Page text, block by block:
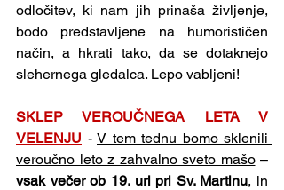
odločitev, ki nam jih prinaša življenje,
bodo predstavljene na humorističen
način, a hkrati tako, da se dotaknejo
slehernega gledalca. Lepo vabljeni!
SKLEP VEROUČNEGA LETA V
VELENJU - V tem tednu bomo sklenili
veroučno leto z zahvalno sveto mašo
vsak večer ob 19. uri pri Sv. Martinu, in